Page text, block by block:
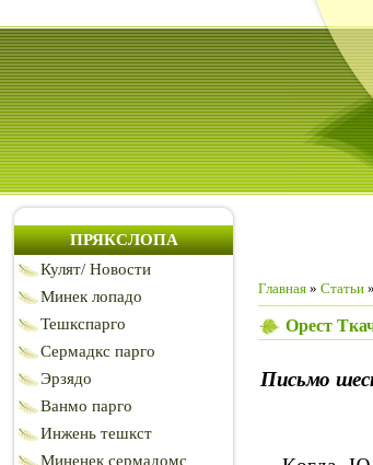
ПРЯКСЛОПА
Кулят/ Новости
Минек лопадо
Тешкспарго
Сермадкс парго
Эрзядо
Ванмо парго
Инжень тешкст
Миненек сермадомс
Главная » Статьи »
Орест
Письмо